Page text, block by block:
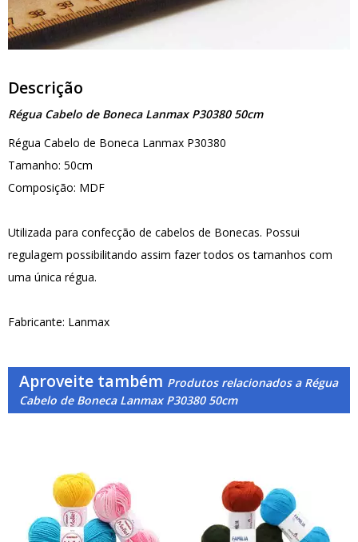
Descrição
Régua Cabelo de Boneca Lanmax P30380 50cm
Régua Cabelo de Boneca Lanmax P30380
Tamanho: 50cm
Composição: MDF
Utilizada para confecção de cabelos de Bonecas. Possui
regulagem possibilitando assim fazer todos os tamanhos com
uma única régua.
Fabricante: Lanmax
Aproveite também Produtos relacionados a Régua
Cabelo de Boneca Lanmax P30380 50cm